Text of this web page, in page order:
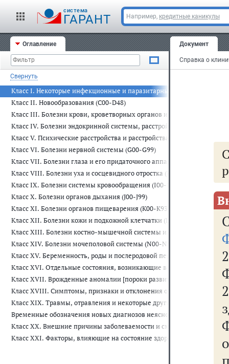
cистема
ГАРАНТ Например, кредитные каникулы
Оглавление
Свернуть
Класс I. Некоторые инфекционные и паразитарные болезни (A00-
Класс II. Новообразования (C00-D48)
Класс III. Болезни крови, кроветворных органов и отдельные
Класс IV. Болезни эндокринной системы, расстройства питания и
Класс V. Психические расстройства и расстройства поведения (F00-
Класс VI. Болезни нервной системы (G00-G99)
Класс VII. Болезни глаза и его придаточного аппарата (H00-H59)
Класс VIII. Болезни уха и сосцевидного отростка (H60-H95)
Класс IX. Болезни системы кровообращения (I00-I99)
Класс X. Болезни органов дыхания (J00-J99)
Класс XI. Болезни органов пищеварения (K00-K93)
Класс XII. Болезни кожи и подкожной клетчатки (L00-L99)
Класс XIII. Болезни костно-мышечной системы и соединительной
Класс XIV. Болезни мочеполовой системы (N00-N99)
Класс XV. Беременность, роды и послеродовой период (O00-O99)
Класс XVI. Отдельные состояния, возникающие в перинатальном
Класс XVII. Врожденные аномалии [пороки развития], деформации
Класс XVIII. Симптомы, признаки и отклонения от нормы,
Класс XIX. Травмы, отравления и некоторые другие последствия
Временные обозначения новых диагнозов неясной этиологии или
Класс XX. Внешние причины заболеваемости и смертности (V01-Y98)
Класс XXI. Факторы, влияющие на состояние здоровья и обращения
Документ